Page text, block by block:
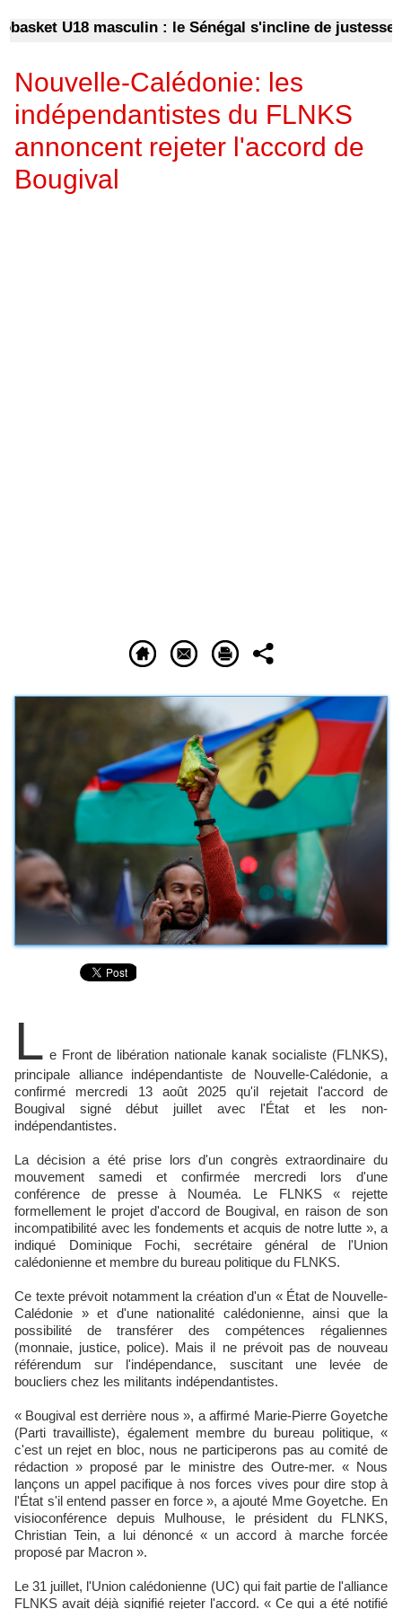
U18 masculin : le Sénégal s'incline de justesse face
Nouvelle-Calédonie: les
indépendantistes du FLNKS
annoncent rejeter l'accord de
Bougival
L e Front de libération nationale kanak socialiste (FLNKS),
principale alliance indépendantiste de Nouvelle-Calédonie, a
confirmé mercredi 13 août 2025 qu'il rejetait l'accord de
Bougival signé début juillet avec l'État et les non-
indépendantistes.
La décision a été prise lors d'un congrès extraordinaire du
mouvement samedi et confirmée mercredi lors d'une
conférence de presse à Nouméa. Le FLNKS « rejette
formellement le projet d'accord de Bougival, en raison de son
incompatibilité avec les fondements et acquis de notre lutte », a
indiqué Dominique Fochi, secrétaire général de l'Union
calédonienne et membre du bureau politique du FLNKS.
Ce texte prévoit notamment la création d'un « État de Nouvelle-
Calédonie » et d'une nationalité calédonienne, ainsi que la
possibilité de transférer des compétences régaliennes
(monnaie, justice, police). Mais il ne prévoit pas de nouveau
référendum sur l'indépendance, suscitant une levée de
boucliers chez les militants indépendantistes.
« Bougival est derrière nous », a affirmé Marie-Pierre Goyetche
(Parti travailliste), également membre du bureau politique, «
c'est un rejet en bloc, nous ne participerons pas au comité de
rédaction » proposé par le ministre des Outre-mer. « Nous
lançons un appel pacifique à nos forces vives pour dire stop à
l'État s'il entend passer en force », a ajouté Mme Goyetche. En
visioconférence depuis Mulhouse, le président du FLNKS,
Christian Tein, a lui dénoncé « un accord à marche forcée
proposé par Macron ».
Le 31 juillet, l'Union calédonienne (UC) qui fait partie de l'alliance
FLNKS avait déjà signifié rejeter l'accord. « Ce qui a été notifié